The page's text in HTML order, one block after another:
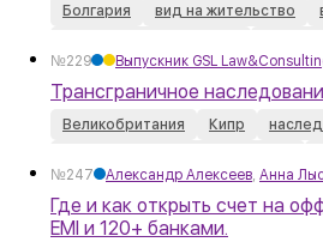
Болгария вид на жительство
№229
Выпускник GSL
Трансграничное
Великобритания Кипр
№247
Александр Алексеев Анна
Где и как открыть счет на
EMI и 120+ банками.